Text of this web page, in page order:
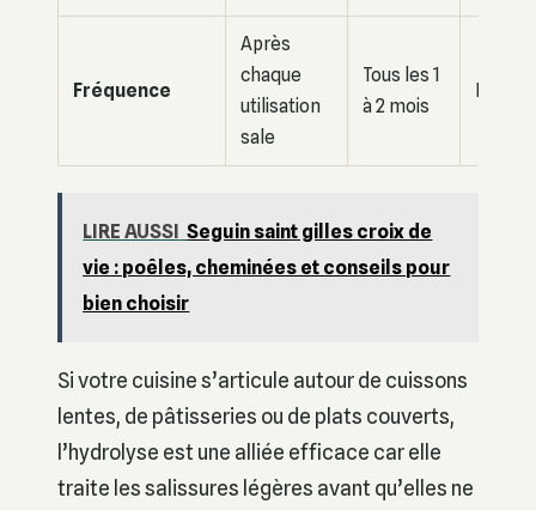
Fréquence
Après
chaque
utilisation
sale
Tous les 1
à 2 mois
LIRE AUSSI Seguin saint gilles croix de
vie : poêles, cheminées et conseils pour
bien choisir
Si votre cuisine s’articule autour de cuissons
lentes, de pâtisseries ou de plats couverts,
l’hydrolyse est une alliée efficace car elle
traite les salissures légères avant qu’elles ne